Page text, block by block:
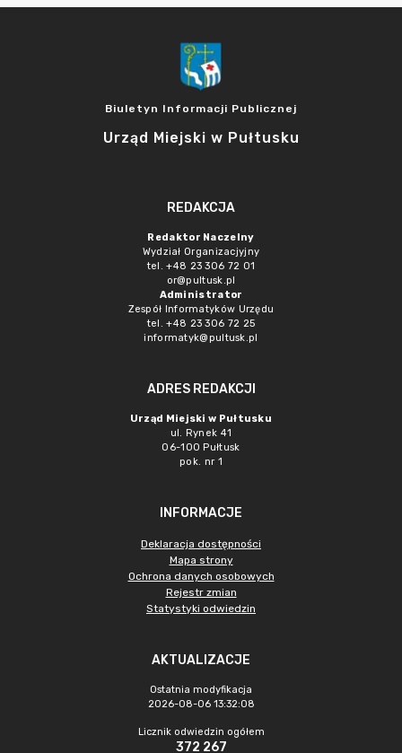
Biuletyn Informacji Publicznej
Urząd Miejski w Pułtusku
REDAKCJA
Redaktor Naczelny
Wydział Organizacjyjny
tel. +48 23 306 72 01
or@pultusk.pl
Administrator
Zespół Informatyków Urzędu
tel. +48 23 306 72 25
informatyk@pultusk.pl
ADRES REDAKCJI
Urząd Miejski w Pułtusku
ul. Rynek 41
06-100 Pułtusk
pok. nr 1
INFORMACJE
Deklaracja dostępności
Mapa strony
Ochrona danych osobowych
Rejestr zmian
Statystyki odwiedzin
AKTUALIZACJE
Ostatnia modyfikacja
2026-08-06 13:32:08
Licznik odwiedzin ogółem
372 267